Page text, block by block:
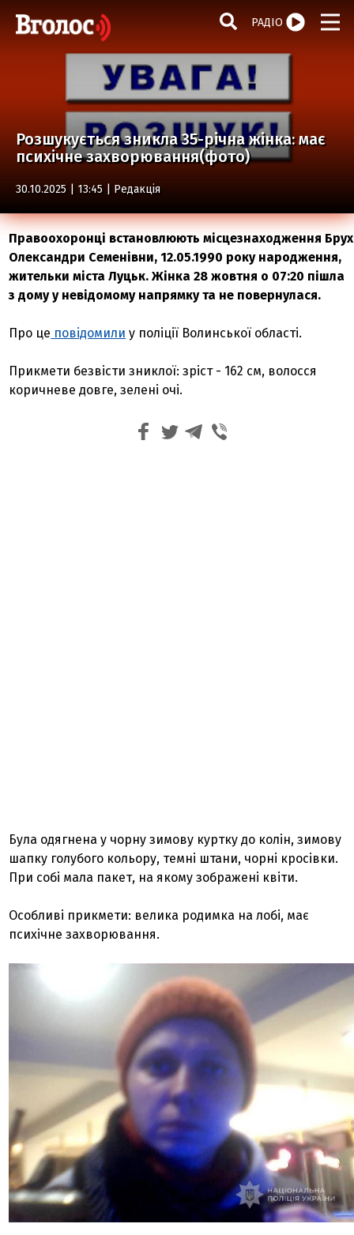
РАДІО
Розшукується зникла 35-річна жінка: має
психічне захворювання(фото)
30.10.2025 | 13:45 | Редакція
Правоохоронці встановлюють місцезнаходження Брух
Олександри Семенівни, 12.05.1990 року народження,
жительки міста Луцьк. Жінка 28 жовтня о 07:20 пішла
з дому у невідомому напрямку та не повернулася.
Про це повідомили у поліції Волинської області.
Прикмети безвісти зниклої: зріст - 162 см, волосся
коричневе довге, зелені очі.
Була одягнена у чорну зимову куртку до колін, зимову
шапку голубого кольору, темні штани, чорні кросівки.
При собі мала пакет, на якому зображені квіти.
Особливі прикмети: велика родимка на лобі, має
психічне захворювання.